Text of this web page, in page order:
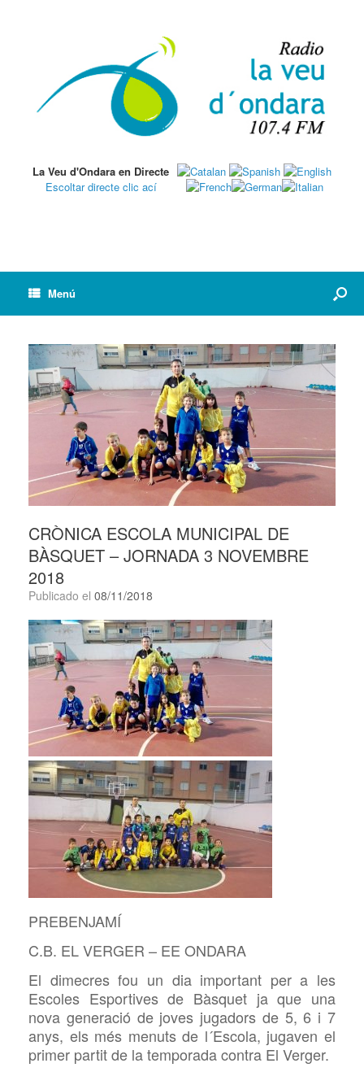
La Veu d'Ondara en Directe
Escoltar directe clic ací
Menú
CRÒNICA ESCOLA MUNICIPAL DE
BÀSQUET – JORNADA 3 NOVEMBRE
2018
Publicado el 08/11/2018
PREBENJAMÍ
C.B. EL VERGER – EE ONDARA
El dimecres fou un dia important per a les
Escoles Esportives de Bàsquet ja que una
nova generació de joves jugadors de 5, 6 i 7
anys, els més menuts de l´Escola, jugaven el
primer partit de la temporada contra El Verger.